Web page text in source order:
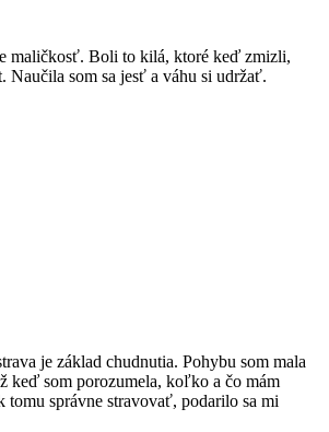
maličkosť. Boli to kilá, ktoré keď zmizli,
Naučila som sa jesť a váhu si udržať.
je základ chudnutia. Pohybu som mala
keď som porozumela, koľko a čo mám
tomu správne stravovať, podarilo sa mi